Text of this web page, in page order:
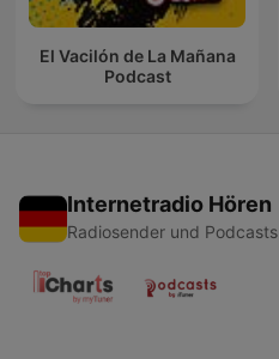
El Vacilón de La Mañana
Podcast
Internetradio Hören
Radiosender und Podcasts